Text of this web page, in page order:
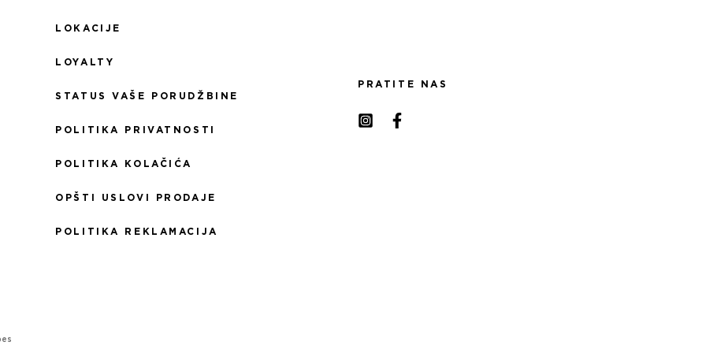
LOKACIJE
LOYALTY
STATUS VAŠE PORUDŽBINE
POLITIKA PRIVATNOSTI
POLITIKA KOLAČIĆA
OPŠTI USLOVI PRODAJE
POLITIKA REKLAMACIJA
PRATITE NAS